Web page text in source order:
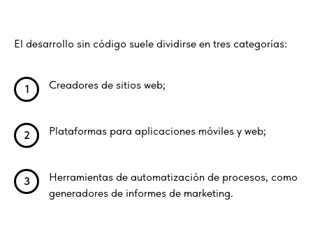
El desarrollo sin código suele dividirse en tres categorías:
1 Creadores de sitios web;
2 Plataformas para aplicaciones móviles y web;
3
Herramientas de automatización de procesos, como
generadores de informes de marketing.